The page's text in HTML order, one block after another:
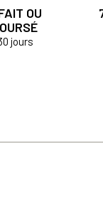
OU
jours